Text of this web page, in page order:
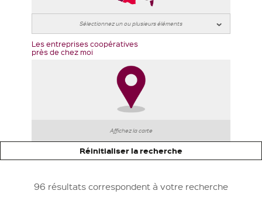
Les entreprises coopératives
près de chez moi
Affichez la carte
Réinitialiser la recherche
96 résultats correspondent à votre recherche